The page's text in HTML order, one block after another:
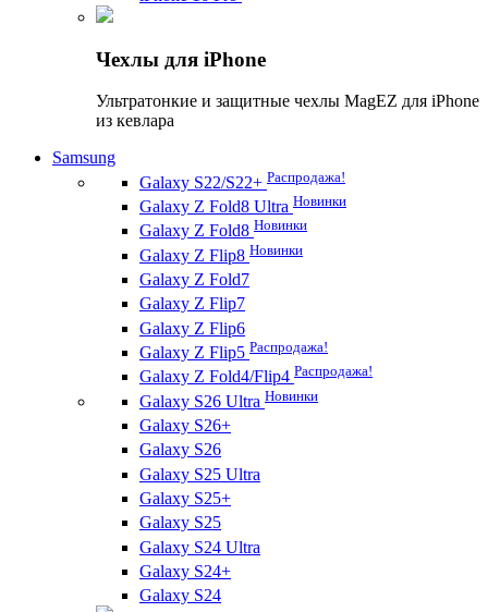
Чехлы для iPhone
Ультратонкие и защитные чехлы MagEZ для iPhone
из кевлара
Samsung
Galaxy S22/S22+ Распродажа!
Galaxy Z Fold8 Ultra Новинки
Galaxy Z Fold8 Новинки
Galaxy Z Flip8 Новинки
Galaxy Z Fold7
Galaxy Z Flip7
Galaxy Z Flip6
Galaxy Z Flip5 Распродажа!
Galaxy Z Fold4/Flip4 Распродажа!
Galaxy S26 Ultra Новинки
Galaxy S26+
Galaxy S26
Galaxy S25 Ultra
Galaxy S25+
Galaxy S25
Galaxy S24 Ultra
Galaxy S24+
Galaxy S24